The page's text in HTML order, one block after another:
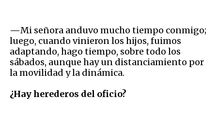
—Mi señora anduvo mucho tiempo conmigo;
luego, cuando vinieron los hijos, fuimos
adaptando, hago tiempo, sobre todo los
sábados, aunque hay un distanciamiento por
la movilidad y la dinámica.
¿Hay herederos del oficio?